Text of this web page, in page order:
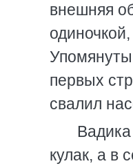
внешняя
первых
свалил
кулак, а в